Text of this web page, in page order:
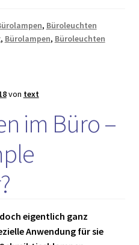
, Büroleuchten
, Bürolampen, Büroleuchten
von text
im Büro –
eigentlich ganz
Anwendung für sie